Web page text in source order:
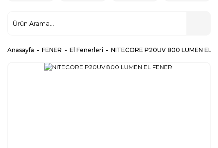
Anasayfa FENER El Fenerleri NITECORE P20UV 800 LUMEN EL